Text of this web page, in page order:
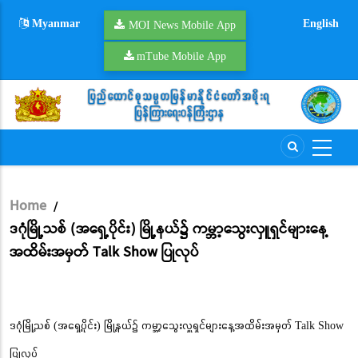
Myanmar MOI News Mobile App
mTube Mobile App
English
Breadcrumb
Home /
ဒဂုံမြို့သစ် (အရှေ့ပိုင်း) မြို့နယ်၌ ကမ္ဘာ့သွေးလှူရှင်များနေ့
အထိမ်းအမှတ် Talk Show ပြုလုပ်
ဒဂုံမြို့သစ် (အရှေ့ပိုင်း) မြို့နယ်၌ ကမ္ဘာ့သွေးလှူရှင်များနေ့အထိမ်းအမှတ် Talk Show
ပြုလုပ်